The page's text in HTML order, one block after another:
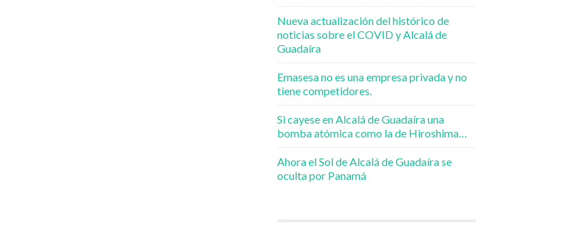
Nueva actualización del histórico de
noticias sobre el COVID y Alcalá de
Guadaíra
Emasesa no es una empresa privada y no
tiene competidores.
Si cayese en Alcalá de Guadaíra una
bomba atómica como la de Hiroshima…
Ahora el Sol de Alcalá de Guadaíra se
oculta por Panamá